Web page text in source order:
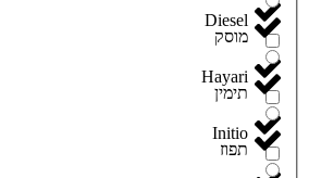
Diesel
Hayari
Initio
מוסק
תימין
תפוז